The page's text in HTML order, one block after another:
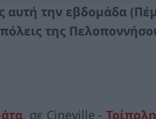
αυτή την εβδομάδα
της
, σε Cineville - Τρίπολη